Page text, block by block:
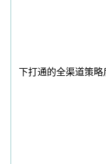
下打通的全渠道策略